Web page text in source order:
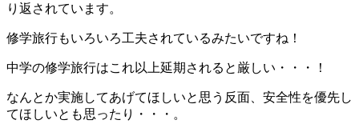
り返されています。
修学旅行もいろいろ工夫されているみたいですね！
中学の修学旅行はこれ以上延期されると厳しい・・・！
なんとか実施してあげてほしいと思う反面、安全性を優先し
てほしいとも思ったり・・・。